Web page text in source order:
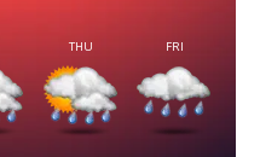
THU FRI